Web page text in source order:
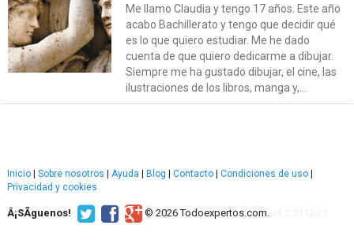
Me llamo Claudia y tengo 17 años. Este año
acabo Bachillerato y tengo que decidir qué
es lo que quiero estudiar. Me he dado
cuenta de que quiero dedicarme a dibujar.
Siempre me ha gustado dibujar, el cine, las
ilustraciones de los libros, manga y,...
Inicio | Sobre nosotros | Ayuda | Blog | Contacto | Condiciones de uso |
Privacidad y cookies
Â¡SÃ­guenos! © 2026 Todoexpertos.com.